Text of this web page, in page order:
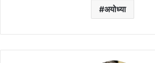
अयोध्या